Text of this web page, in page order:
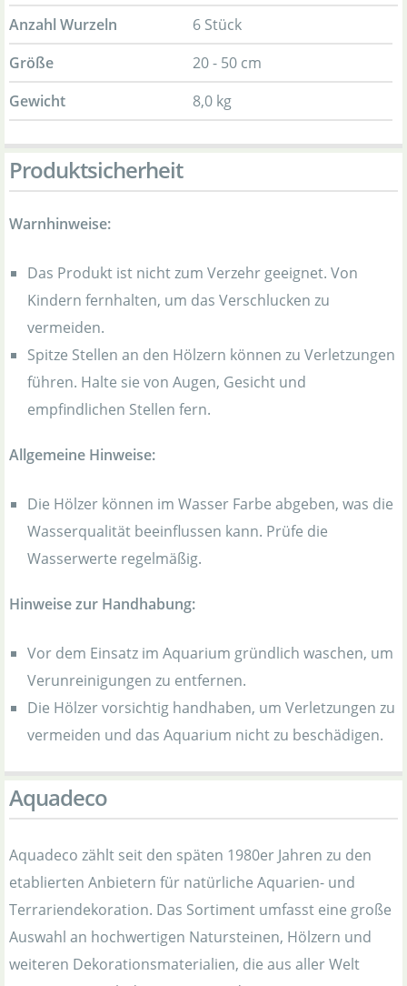
Anzahl Wurzeln
6 Stück
Größe
20 - 50 cm
Gewicht
8,0 kg
Produktsicherheit
Warnhinweise:
Das Produkt ist nicht zum Verzehr geeignet. Von
Kindern fernhalten, um das Verschlucken zu
vermeiden.
Spitze Stellen an den Hölzern können zu Verletzungen
führen. Halte sie von Augen, Gesicht und
empfindlichen Stellen fern.
Allgemeine Hinweise:
Die Hölzer können im Wasser Farbe abgeben, was die
Wasserqualität beeinflussen kann. Prüfe die
Wasserwerte regelmäßig.
Hinweise zur Handhabung:
Vor dem Einsatz im Aquarium gründlich waschen, um
Verunreinigungen zu entfernen.
Die Hölzer vorsichtig handhaben, um Verletzungen zu
vermeiden und das Aquarium nicht zu beschädigen.
Aquadeco
Aquadeco zählt seit den späten 1980er Jahren zu den
etablierten Anbietern für natürliche Aquarien- und
Terrariendekoration. Das Sortiment umfasst eine große
Auswahl an hochwertigen Natursteinen, Hölzern und
weiteren Dekorationsmaterialien, die aus aller Welt